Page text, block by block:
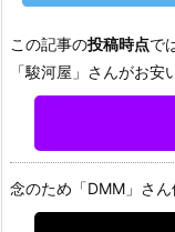
この記事の投稿時点で
「駿河屋」さんがお安
念のため「DMM」さん